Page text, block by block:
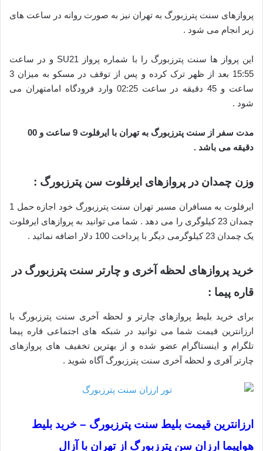
پروازهای سنت پترزبورگ به تهران نیز به صورت روانه در ساعت های
زیر انجام می شود .
این پرواز ها سنت پترزبورگ را با شماره پرواز SU21 و در ساعت
15:55 بعد از ظهر ترک کرده و پس از توقف در مسکو به میزان 3
ساعت و 45 دقیقه در ساعت 02:25 وارد فرودگاه امامتهران می
شود .
مدت سفر از سنت پترزبورگ به تهران با ایرفلوت 9 ساعت و 00
دقیقه می باشد .
وزن چمدان در پروازهای ایرفلوت سن پترزبورگ :
ایرفلوت به مسافران مسیر تهران سنت پترزبورگ خود اجازه حمل 1
چمدان 23 کیلوگری را می دهد . شما می توانید به پروازهای ایرفلوت
یک چمدان 23 کیلوگرمی دیگر با پرداخت 100 دلار اضافه نمائید .
خرید پروازهای لحظه آخری و چارتر سنت پترزبورگ در
قاره پیما :
برای خرید بلیط پروازهای چارتر و لحظه آخری سنت پترزبورگ با
ارزانترین قیمت شما می توانید در شبکه های اجتماعی قاره پیما
تلگرام و اینستاگرام عضو شده و از بهترین تخفیف های پروازهای
چارتر آفری و لحظه آخری سنت پترزبورگ آگاه شوید .
ارزانترین قیمت بلیط سنت پترزبورگ – خرید بلیط
هواپیما ارزان سن پترزبورگ از تهران با آزال